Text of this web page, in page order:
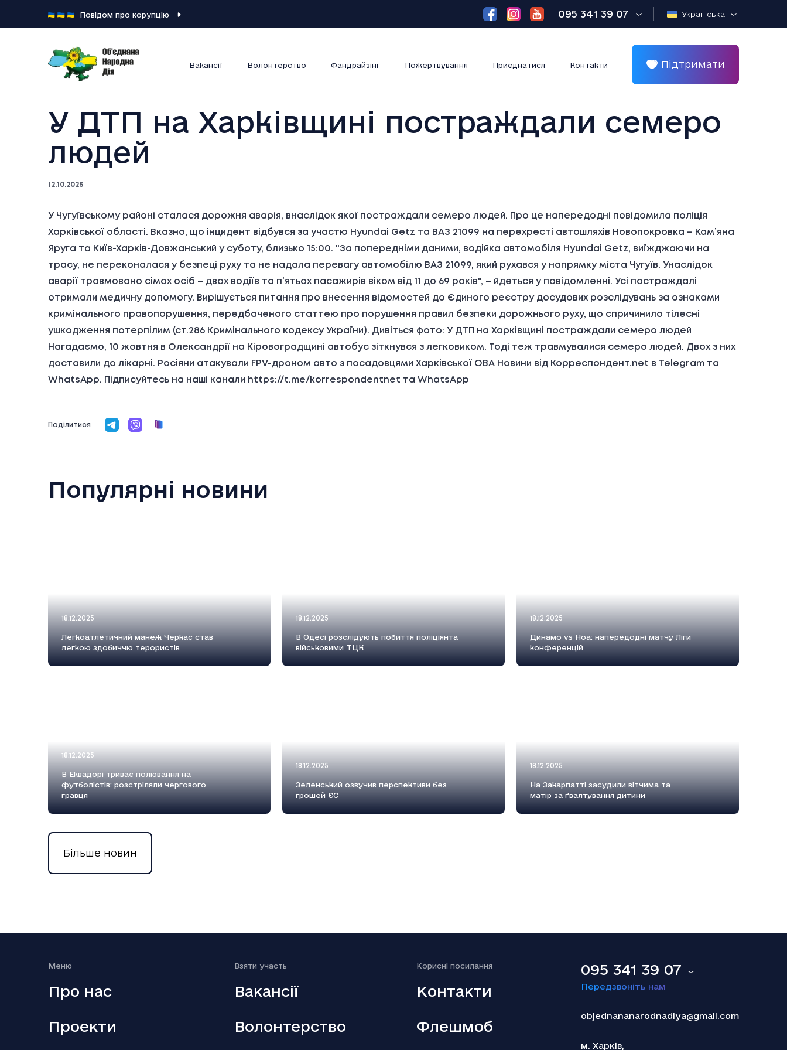
Повідом про корупцію 095 341 39 07 Українська
Вакансії Волонтерство Фандрайзінг Пожертвування Приєднатися Контакти Підтримати
У ДТП на Харківщині постраждали семеро
людей
12.10.2025
У Чугуївському районі сталася дорожня аварія, внаслідок якої постраждали семеро людей. Про це напередодні повідомила поліція
Харківської області. Вказно, що інцидент відбувся за участю Hyundai Getz та ВАЗ 21099 на перехресті автошляхів Новопокровка – Кам’яна
Яруга та Київ-Харків-Довжанський у суботу, близько 15:00. "За попередніми даними, водійка автомобіля Hyundai Getz, виїжджаючи на
трасу, не переконалася у безпеці руху та не надала перевагу автомобілю ВАЗ 21099, який рухався у напрямку міста Чугуїв. Унаслідок
аварії травмовано сімох осіб – двох водіїв та п’ятьох пасажирів віком від 11 до 69 років", – йдеться у повідомленні. Усі постраждалі
отримали медичну допомогу. Вирішується питання про внесення відомостей до Єдиного реєстру досудових розслідувань за ознаками
кримінального правопорушення, передбаченого статтею про порушення правил безпеки дорожнього руху, що спричинило тілесні
ушкодження потерпілим (ст.286 Кримінального кодексу України). Дивіться фото: У ДТП на Харківщині постраждали семеро людей
Нагадаємо, 10 жовтня в Олександрії на Кіровоградщині автобус зіткнувся з легковиком. Тоді теж травмувалися семеро людей. Двох з них
доставили до лікарні. Росіяни атакували FPV-дроном авто з посадовцями Харківської ОВА Новини від Корреспондент.net в Telegram та
WhatsApp. Підписуйтесь на наші канали https://t.me/korrespondentnet та WhatsApp
Поділитися
Популярні новини
18.12.2025
Легкоатлетичний манеж Черкас став
легкою здобиччю терористів
18.12.2025
В Одесі розслідують побиття поліціянта
військовими ТЦК
18.12.2025
Динамо vs Ноа: напередодні матчу Ліги
конференцій
18.12.2025
В Еквадорі триває полювання на
футболістів: розстріляли чергового
гравця
18.12.2025
Зеленський озвучив перспективи без
грошей ЄС
18.12.2025
На Закарпатті засудили вітчима та
матір за ґвалтування дитини
Вийшов п’ятий сезон серіалу Емілі в
Генштаб: Росія посилено атакує на
Smart Holding відзвітував про зниження
Більше новин
Меню
Про нас
Проекти
Взяти участь
Вакансії
Волонтерство
Kорисні посилання
Контакти
Флешмоб
095 341 39 07
Передзвоніть нам
objednananarodnadiya@gmail.com
м. Харків,